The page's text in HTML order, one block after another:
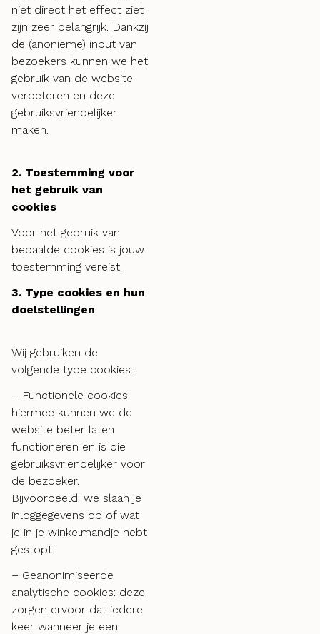
niet direct het effect ziet
zijn zeer belangrijk. Dankzij
de (anonieme) input van
bezoekers kunnen we het
gebruik van de website
verbeteren en deze
gebruiksvriendelijker
maken.
2. Toestemming voor
het gebruik van
cookies
Voor het gebruik van
bepaalde cookies is jouw
toestemming vereist.
3. Type cookies en hun
doelstellingen
Wij gebruiken de
volgende type cookies:
– Functionele cookies:
hiermee kunnen we de
website beter laten
functioneren en is die
gebruiksvriendelijker voor
de bezoeker.
Bijvoorbeeld: we slaan je
inloggegevens op of wat
je in je winkelmandje hebt
gestopt.
– Geanonimiseerde
analytische cookies: deze
zorgen ervoor dat iedere
keer wanneer je een